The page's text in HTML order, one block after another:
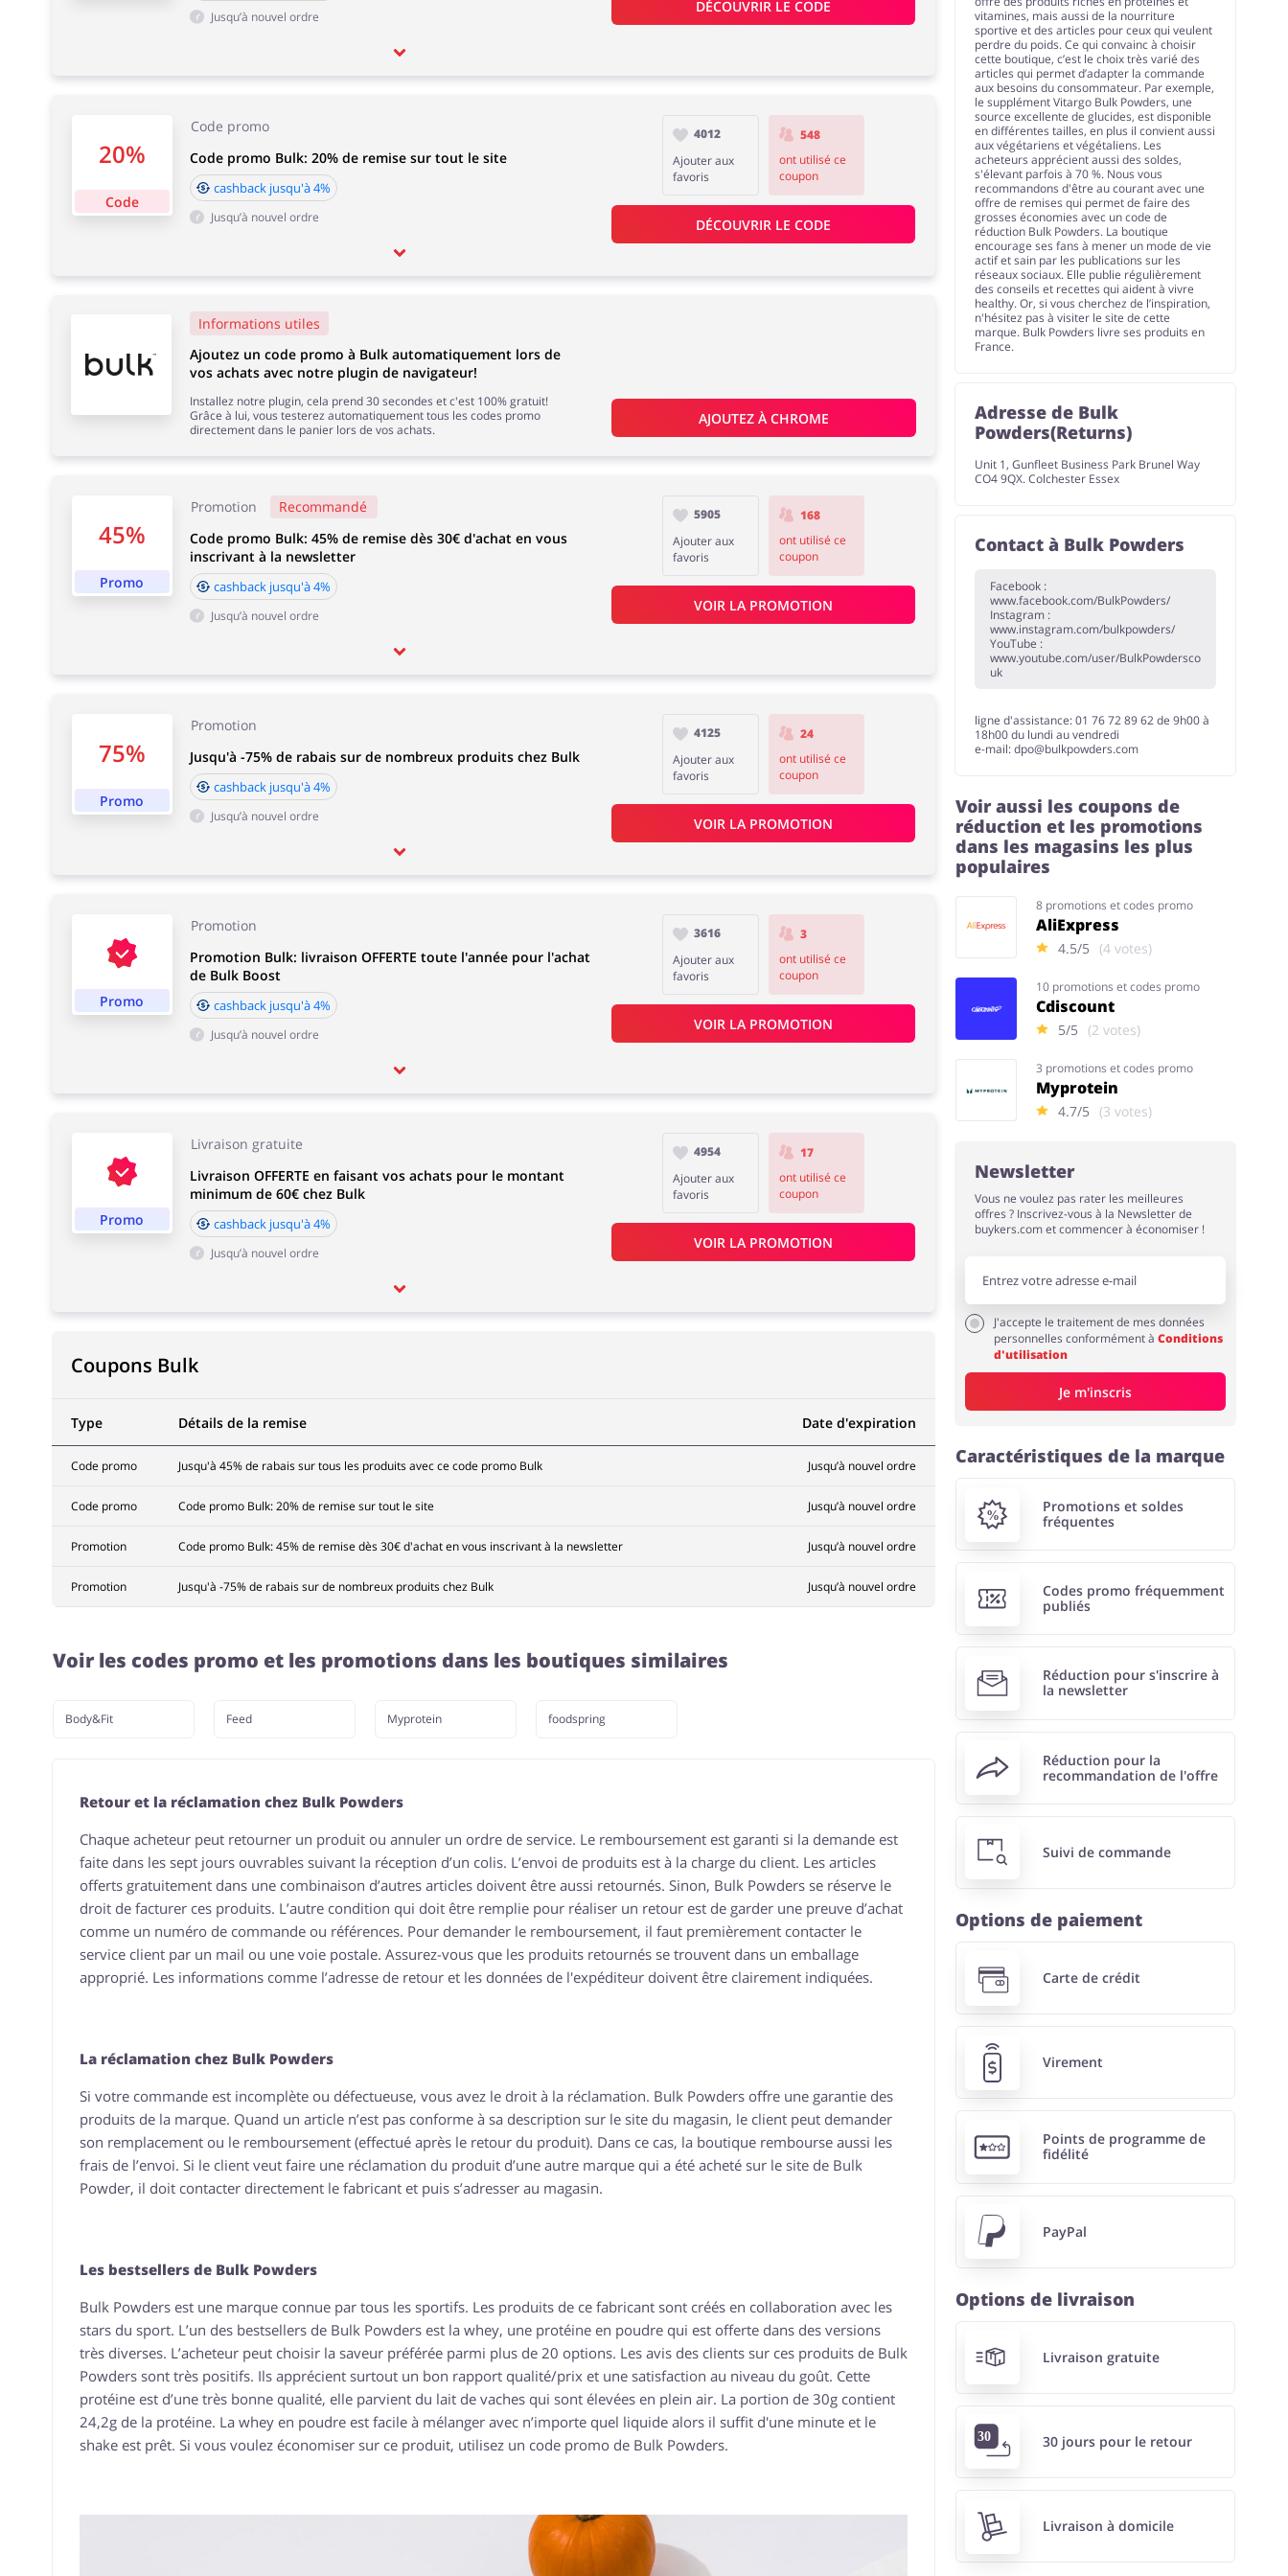
Jusqu’à nouvel ordre
DÉCOUVRIR LE CODE
20%
Code
Code promo
Code promo Bulk: 20% de remise sur tout le site
cashback jusqu'à 4%
Jusqu’à nouvel ordre
4012
Ajouter aux
favoris
548
ont utilisé ce
coupon
DÉCOUVRIR LE CODE
45%
Promo
Promotion
Recommandé
Code promo Bulk: 45% de remise dès 30€ d'achat en vous
inscrivant à la newsletter
cashback jusqu'à 4%
Jusqu’à nouvel ordre
5905
Ajouter aux
favoris
168
ont utilisé ce
coupon
VOIR LA PROMOTION
75%
Promo
Promotion
Jusqu'à -75% de rabais sur de nombreux produits chez Bulk
cashback jusqu'à 4%
Jusqu’à nouvel ordre
4125
Ajouter aux
favoris
24
ont utilisé ce
coupon
VOIR LA PROMOTION
Promo
Promotion
Promotion Bulk: livraison OFFERTE toute l'année pour l'achat
de Bulk Boost
cashback jusqu'à 4%
Jusqu’à nouvel ordre
3616
Ajouter aux
favoris
3
ont utilisé ce
coupon
VOIR LA PROMOTION
Promo
Livraison gratuite
Livraison OFFERTE en faisant vos achats pour le montant
minimum de 60€ chez Bulk
cashback jusqu'à 4%
Jusqu’à nouvel ordre
4954
Ajouter aux
favoris
17
ont utilisé ce
coupon
VOIR LA PROMOTION
Informations utiles
Ajoutez un code promo à Bulk automatiquement lors de
vos achats avec notre plugin de navigateur!
Installez notre plugin, cela prend 30 secondes et c'est 100% gratuit!
Grâce à lui, vous testerez automatiquement tous les codes promo
directement dans le panier lors de vos achats.
AJOUTEZ À CHROME
Coupons Bulk
Type Détails de la remise Date d'expiration
Code promo Jusqu'à 45% de rabais sur tous les produits avec ce code promo Bulk Jusqu’à nouvel ordre
Code promo Code promo Bulk: 20% de remise sur tout le site Jusqu’à nouvel ordre
Promotion Code promo Bulk: 45% de remise dès 30€ d'achat en vous inscrivant à la newsletter Jusqu’à nouvel ordre
Promotion Jusqu'à -75% de rabais sur de nombreux produits chez Bulk Jusqu’à nouvel ordre
Voir les codes promo et les promotions dans les boutiques similaires
Body&Fit Feed Myprotein foodspring
Retour et la réclamation chez Bulk Powders
Chaque acheteur peut retourner un produit ou annuler un ordre de service. Le remboursement est garanti si la demande est
faite dans les sept jours ouvrables suivant la réception d’un colis. L’envoi de produits est à la charge du client. Les articles
offerts gratuitement dans une combinaison d’autres articles doivent être aussi retournés. Sinon, Bulk Powders se réserve le
droit de facturer ces produits. L’autre condition qui doit être remplie pour réaliser un retour est de garder une preuve d’achat
comme un numéro de commande ou références. Pour demander le remboursement, il faut premièrement contacter le
service client par un mail ou une voie postale. Assurez-vous que les produits retournés se trouvent dans un emballage
approprié. Les informations comme l’adresse de retour et les données de l'expéditeur doivent être clairement indiquées.
La réclamation chez Bulk Powders
Si votre commande est incomplète ou défectueuse, vous avez le droit à la réclamation. Bulk Powders offre une garantie des
produits de la marque. Quand un article n’est pas conforme à sa description sur le site du magasin, le client peut demander
son remplacement ou le remboursement (effectué après le retour du produit). Dans ce cas, la boutique rembourse aussi les
frais de l’envoi. Si le client veut faire une réclamation du produit d’une autre marque qui a été acheté sur le site de Bulk
Powder, il doit contacter directement le fabricant et puis s’adresser au magasin.
Les bestsellers de Bulk Powders
Bulk Powders est une marque connue par tous les sportifs. Les produits de ce fabricant sont créés en collaboration avec les
stars du sport. L’un des bestsellers de Bulk Powders est la whey, une protéine en poudre qui est offerte dans des versions
très diverses. L’acheteur peut choisir la saveur préférée parmi plus de 20 options. Les avis des clients sur ces produits de Bulk
Powders sont très positifs. Ils apprécient surtout un bon rapport qualité/prix et une satisfaction au niveau du goût. Cette
protéine est d’une très bonne qualité, elle parvient du lait de vaches qui sont élevées en plein air. La portion de 30g contient
24,2g de la protéine. La whey en poudre est facile à mélanger avec n’importe quel liquide alors il suffit d'une minute et le
shake est prêt. Si vous voulez économiser sur ce produit, utilisez un code promo de Bulk Powders.
vitamines, mais aussi de la nourriture
sportive et des articles pour ceux qui veulent
perdre du poids. Ce qui convainc à choisir
cette boutique, c’est le choix très varié des
articles qui permet d’adapter la commande
aux besoins du consommateur. Par exemple,
le supplément Vitargo Bulk Powders, une
source excellente de glucides, est disponible
en différentes tailles, en plus il convient aussi
aux végétariens et végétaliens. Les
acheteurs apprécient aussi des soldes,
s'élevant parfois à 70 %. Nous vous
recommandons d'être au courant avec une
offre de remises qui permet de faire des
grosses économies avec un code de
réduction Bulk Powders. La boutique
encourage ses fans à mener un mode de vie
actif et sain par les publications sur les
réseaux sociaux. Elle publie régulièrement
des conseils et recettes qui aident à vivre
healthy. Or, si vous cherchez de l’inspiration,
n'hésitez pas à visiter le site de cette
marque. Bulk Powders livre ses produits en
France.
Adresse de Bulk
Powders(Returns)
Unit 1, Gunfleet Business Park Brunel Way
CO4 9QX. Colchester Essex
Contact à Bulk Powders
Facebook :
www.facebook.com/BulkPowders/
Instagram :
www.instagram.com/bulkpowders/
YouTube :
www.youtube.com/user/BulkPowdersco
uk
ligne d'assistance: 01 76 72 89 62 de 9h00 à
18h00 du lundi au vendredi
e-mail: dpo@bulkpowders.com
Voir aussi les coupons de
réduction et les promotions
dans les magasins les plus
populaires
8 promotions et codes promo
AliExpress
4.5/5 (4 votes)
10 promotions et codes promo
Cdiscount
5/5 (2 votes)
3 promotions et codes promo
Myprotein
4.7/5 (3 votes)
Newsletter
Vous ne voulez pas rater les meilleures
offres ? Inscrivez-vous à la Newsletter de
buykers.com et commencer à économiser !
J'accepte le traitement de mes données
personnelles conformément à Conditions
d'utilisation
Je m'inscris
Caractéristiques de la marque
Promotions et soldes
fréquentes
Codes promo fréquemment
publiés
Réduction pour s'inscrire à
la newsletter
Réduction pour la
recommandation de l'offre
Suivi de commande
Options de paiement
Carte de crédit
Virement
Points de programme de
fidélité
PayPal
Options de livraison
Livraison gratuite
30 jours pour le retour
Livraison à domicile